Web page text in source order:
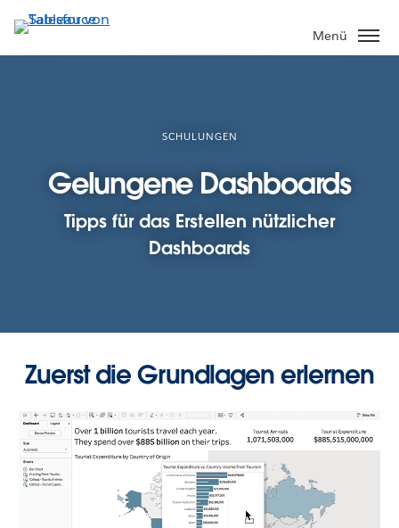
Direkt
zum
Inhalt
Menü
SCHULUNGEN
Gelungene Dashboards
Tipps für das Erstellen nützlicher
Dashboards
Zuerst die Grundlagen erlernen